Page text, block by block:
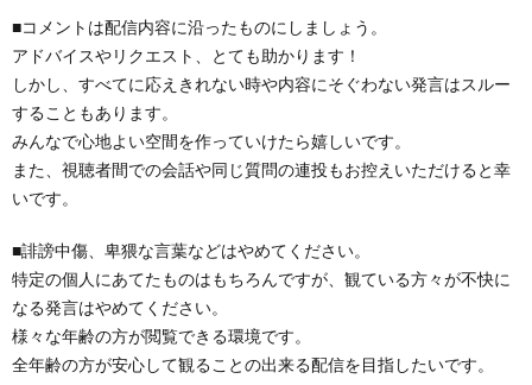
■コメントは配信内容に沿ったものにしましょう。
アドバイスやリクエスト、とても助かります！
しかし、すべてに応えきれない時や内容にそぐわない発言はスルー
することもあります。
みんなで心地よい空間を作っていけたら嬉しいです。
また、視聴者間での会話や同じ質問の連投もお控えいただけると幸
いです。
■誹謗中傷、卑猥な言葉などはやめてください。
特定の個人にあてたものはもちろんですが、観ている方々が不快に
なる発言はやめてください。
様々な年齢の方が閲覧できる環境です。
全年齢の方が安心して観ることの出来る配信を目指したいです。